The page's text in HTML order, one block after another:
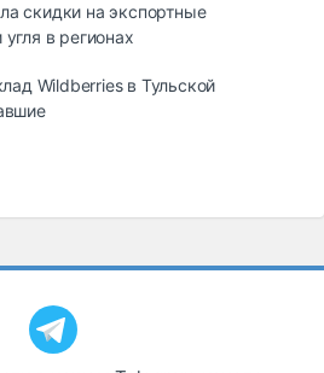
скидки на экспортные
в регионах
Wildberries в Тульской